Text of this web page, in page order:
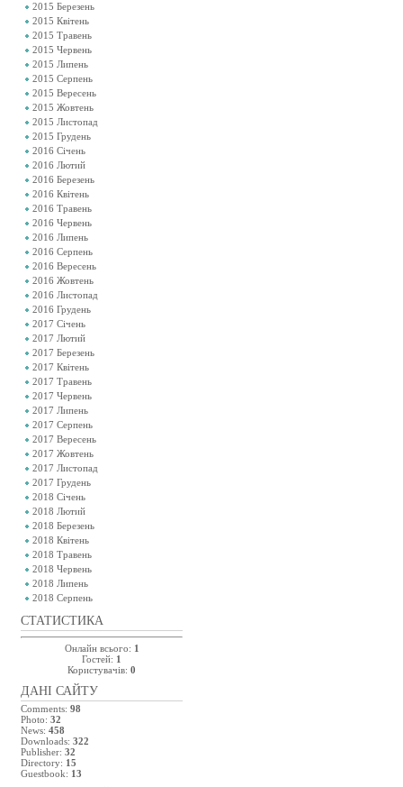
2015 Березень
2015 Квітень
2015 Травень
2015 Червень
2015 Липень
2015 Серпень
2015 Вересень
2015 Жовтень
2015 Листопад
2015 Грудень
2016 Січень
2016 Лютий
2016 Березень
2016 Квітень
2016 Травень
2016 Червень
2016 Липень
2016 Серпень
2016 Вересень
2016 Жовтень
2016 Листопад
2016 Грудень
2017 Січень
2017 Лютий
2017 Березень
2017 Квітень
2017 Травень
2017 Червень
2017 Липень
2017 Серпень
2017 Вересень
2017 Жовтень
2017 Листопад
2017 Грудень
2018 Січень
2018 Лютий
2018 Березень
2018 Квітень
2018 Травень
2018 Червень
2018 Липень
2018 Серпень
СТАТИСТИКА
Онлайн всього: 1
Гостей: 1
Користувачів: 0
ДАНІ САЙТУ
Comments: 98
Photo: 32
News: 458
Downloads: 322
Publisher: 32
Directory: 15
Guestbook: 13